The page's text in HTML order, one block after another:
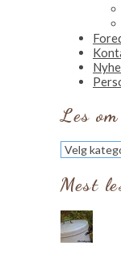
Les om
Les
om
Mest